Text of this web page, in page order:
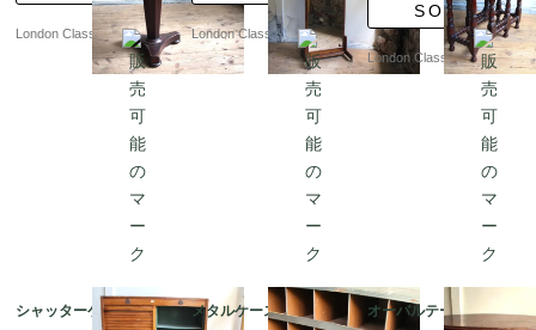
London Classics London Classics
SOLD
London Classics
シャッターケース メタルケース オーバルテーブル